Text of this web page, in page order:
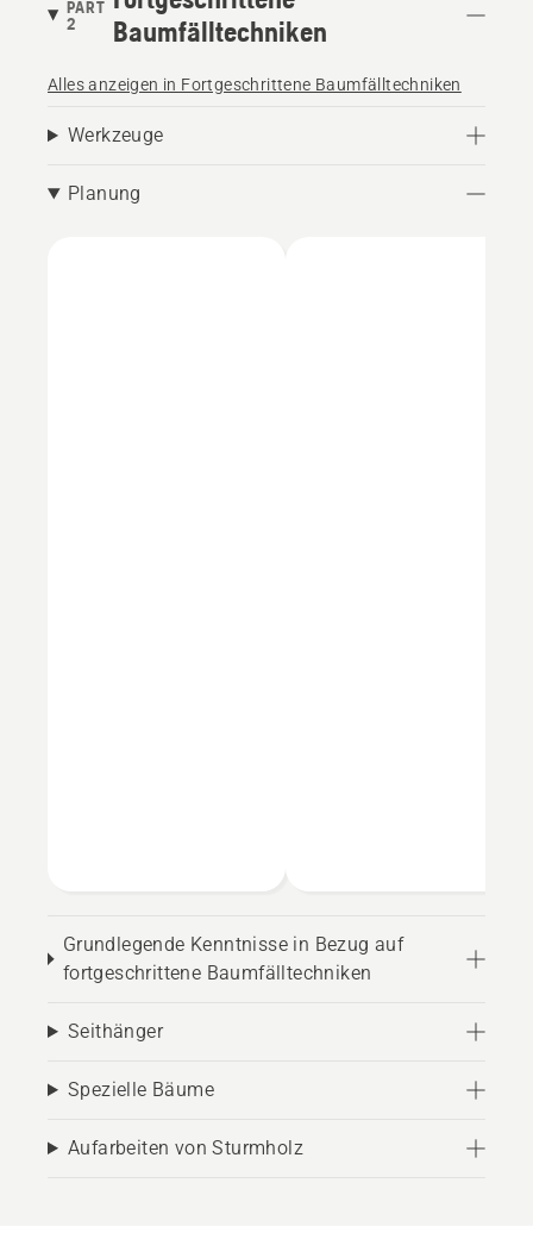
PART
2
Baumfälltechniken
Alles anzeigen in Fortgeschrittene Baumfälltechniken
Werkzeuge
Planung
Grundlegende Kenntnisse in Bezug auf
fortgeschrittene Baumfälltechniken
Seithänger
Spezielle Bäume
Aufarbeiten von Sturmholz